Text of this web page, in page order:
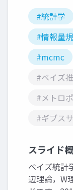
#統計学
#情報量
#mcmc
#ベイズ
#メトロ
#ギブス
スライド
ベイズ統計
辺理論，W